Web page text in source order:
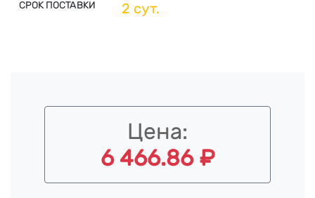
СРОК ПОСТАВКИ 2 сут.
Цена:
6 466.86 ₽